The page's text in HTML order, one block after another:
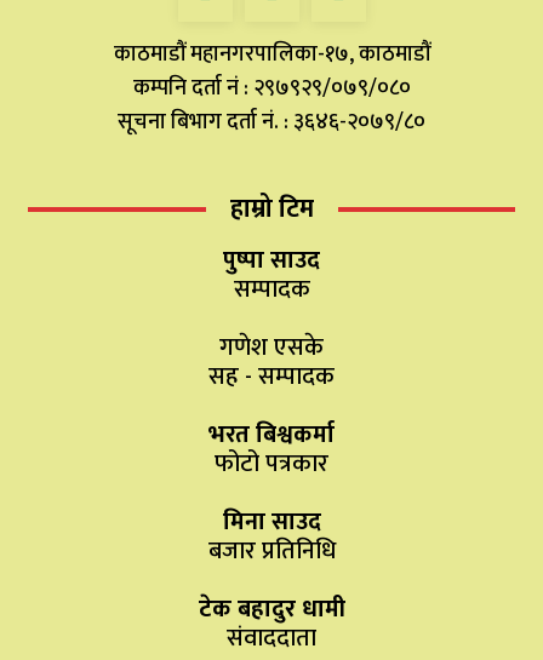
काठमाडौं महानगरपालिका-१७, काठमाडौं
कम्पनि दर्ता नं : २९७९२९/०७९/०८०
सूचना बिभाग दर्ता नं. : ३६४६-२०७९/८०
हाम्रो टिम
पुष्पा साउद
सम्पादक
गणेश एसके
सह - सम्पादक
भरत बिश्वकर्मा
फोटो पत्रकार
मिना साउद
बजार प्रतिनिधि
टेक बहादुर धामी
संवाददाता